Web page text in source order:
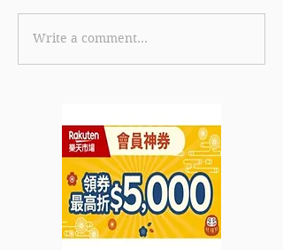
【Watsons 屈臣氏優惠】
購買精選名莊美酒及套裝
2023年6月19日)
Write a comment...